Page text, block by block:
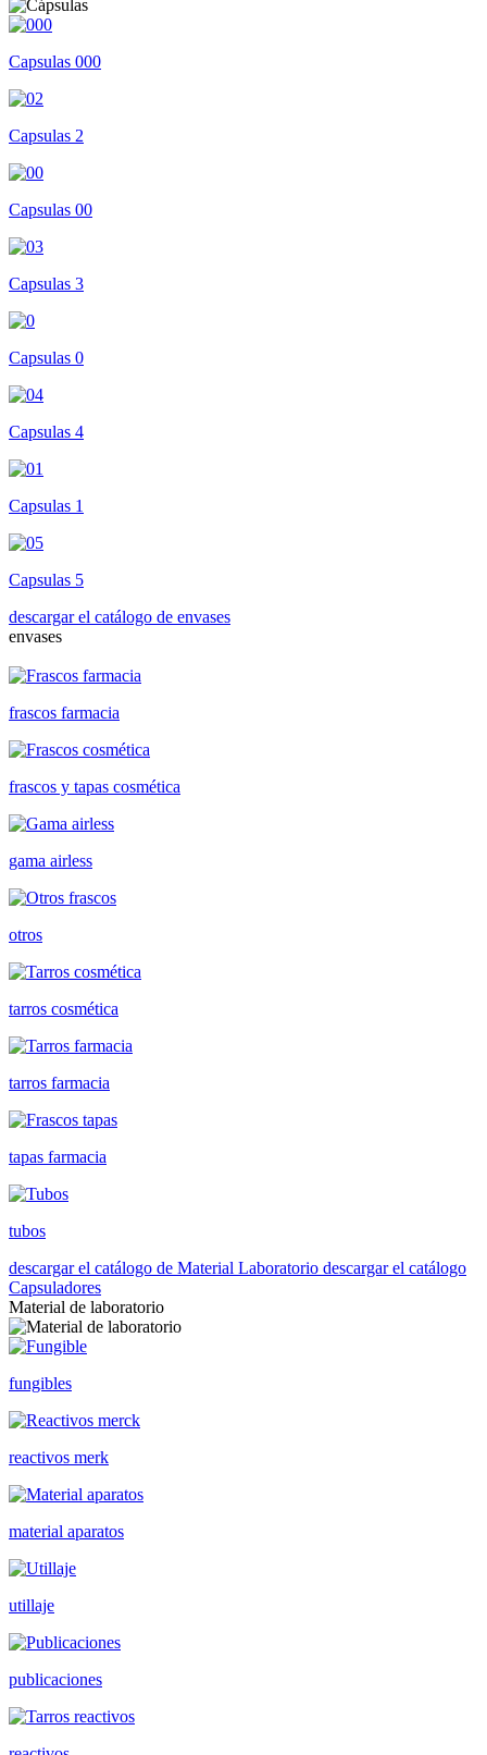
Capsulas 000
Capsulas 2
Capsulas 00
Capsulas 3
Capsulas 0
Capsulas 4
Capsulas 1
Capsulas 5
descargar el catálogo de envases
envases
frascos farmacia
frascos y tapas cosmética
gama airless
otros
tarros cosmética
tarros farmacia
tapas farmacia
tubos
descargar el catálogo de Material Laboratorio descargar el catálogo
Capsuladores
Material de laboratorio
fungibles
reactivos merk
material aparatos
utillaje
publicaciones